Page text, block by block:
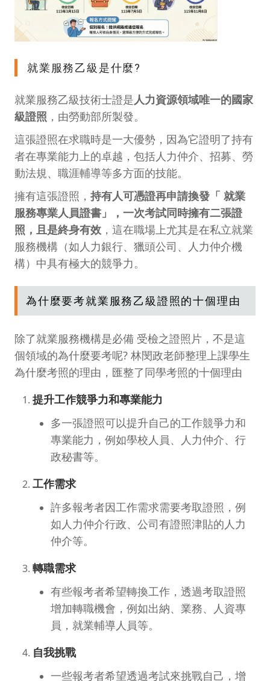
就業服務乙級是什麼?
就業服務乙級技術士證是人力資源領域唯一的國家
級證照 ，由勞動部所製發。
這張證照在求職時是一大優勢，因為它證明了持有
者在專業能力上的卓越，包括人力仲介、招募、勞
動法規、職涯輔導等多方面的技能。
擁有這張證照， 持有人可憑證再申請換發「 就業
服務專業人員證書」，一次考試同時擁有二張證
照，且是終身有效 ，這在職場上尤其是在私立就業
服務機構（如人力銀行、獵頭公司、人力仲介機
構）中具有極大的競爭力。
為什麼要考就業服務乙級證照的十個理由
除了就業服務機構是必備 受檢之證照片，不是這
個領域的為什麼要考呢? 林閔政老師整理上課學生
為什麼考照的理由，匯整了同學考照的十個理由
提升工作競爭力和專業能力
多一張證照可以提升自己的工作競爭力和
專業能力，例如學校人員、人力仲介、行
政秘書等。
工作需求
許多報考者因工作需求需要考取證照，例
如人力仲介行政、公司有證照津貼的人力
仲介等。
轉職需求
有些報考者希望轉換工作，透過考取證照
增加轉職機會，例如出納、業務、人資專
員，就業輔導人員等。
自我挑戰
一些報考者希望透過考試來挑戰自己，增